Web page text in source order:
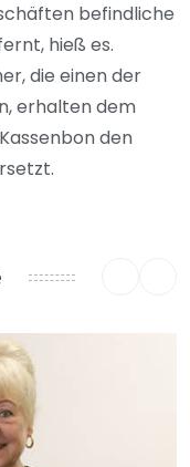
befindliche
hieß es.
die einen der
erhalten dem
den